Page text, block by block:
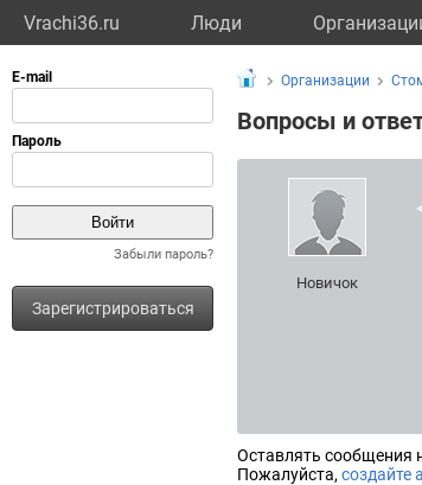
Vrachi36.ru Люди
Забыли пароль?
Зарегистрироваться
Организации
Вопросы и
Новичок
Оставлять сообщения
Пожалуйста, создайте